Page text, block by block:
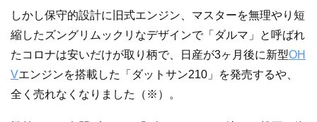
しかし保守的設計に旧式エンジン、マスターを無理やり短
縮したズングリムックリなデザインで「ダルマ」と呼ばれ
たコロナは安いだけが取り柄で、日産が3ヶ月後に新型OH
Vエンジンを搭載した「ダットサン210」を発売するや、
全く売れなくなりました（※）。